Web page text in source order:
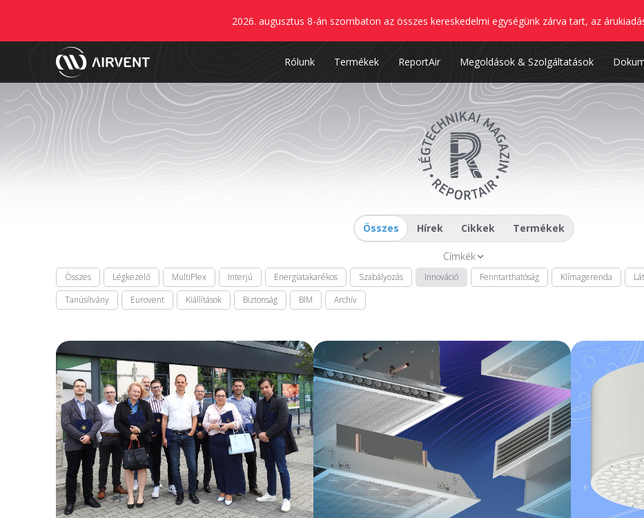
2026. augusztus 8-án szombaton az összes kereskedelmi egységünk zárva tart, az
Rólunk Termékek ReportAir Megoldások & Szolgáltatások
Összes Hírek Cikkek Termékek
Címkék
Összes Légkezelő MultiPlex Interjú Energiatakarékos Szabályozás Innováció Fenntarthatóság Klímagerenda
Tanúsítvány
Eurovent Kiállítások Biztonság BIM Archív